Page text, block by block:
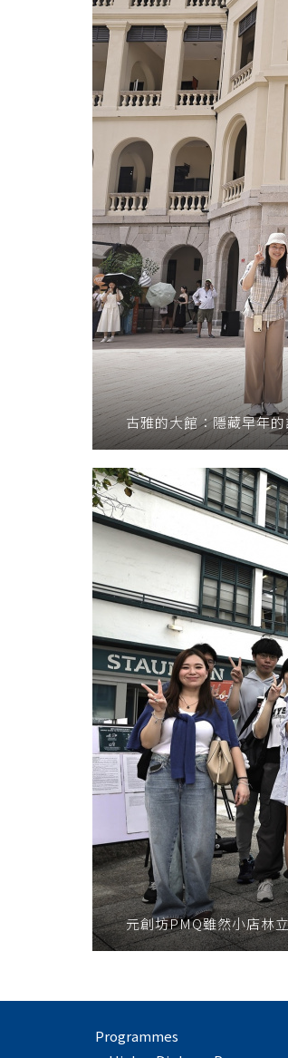
古雅的大館：隱藏早年
元創坊PMQ雖然小店林
Programmes